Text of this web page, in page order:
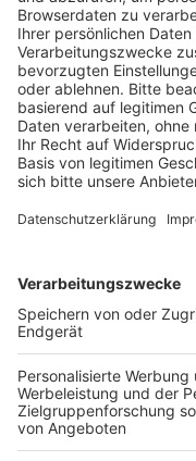
Für die Menschen in
Umgebung wird es
deutlich leiser. Laut
Boelcke entfällt mit
auch der tägliche
eine spürbare
vergangenen vier
gehörte. Zuvor
Flugaufkommen am
Betrieb am
stationierten
Anzeige
Weitere Themen
Anzeige